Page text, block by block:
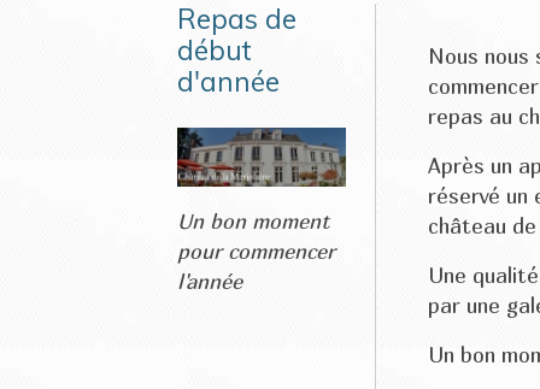
Repas de
début
d'année
Un bon moment
pour commencer
l'année
Nous nous
repas au
Après un
réservé un
château
Une
par une
Un bon